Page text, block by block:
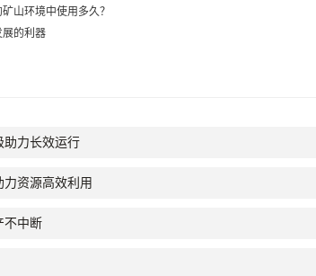
山环境中使用多久？
的利器
助力长效运行
资源高效利用
不中断